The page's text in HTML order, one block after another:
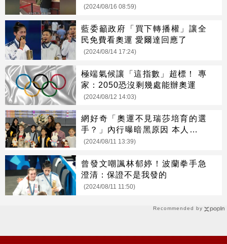
Recommended by
(2024/08/16 08:59)
藍委籲政府「買下轉播權」讓全
民免費看奧運 愛爾達回應了
(2024/08/14 17:24)
極端氣候讓「這指數」超標！ 專
家：2050恐沒剩幾處能辦奧運
(2024/08/12 14:03)
網好奇「奧運不見瑞莎培育的選
手？」內行曝暗黑原因 本人也回
應了
(2024/08/11 13:39)
曾發文嘲諷林郁婷！波蘭拳手急
澄清：保證不是我發的
(2024/08/11 11:50)